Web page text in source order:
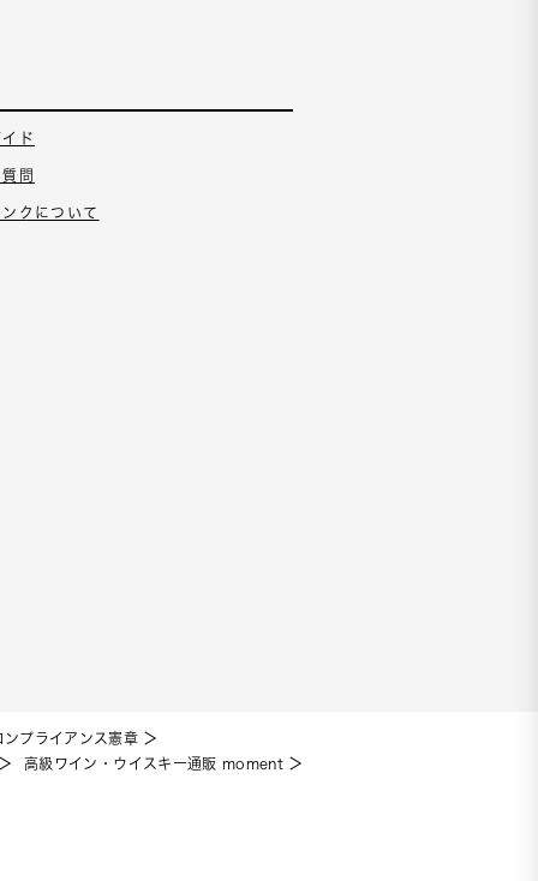
ド
問
クについて
ンプライアンス憲章
高級ワイン・ウイスキー通販 moment